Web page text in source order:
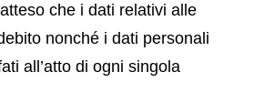
che i dati relativi alle
nonché i dati personali
all’atto di ogni singola